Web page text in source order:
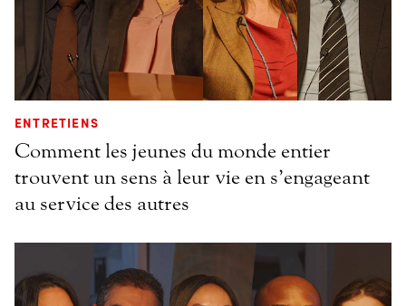
ENTRETIENS
Comment les jeunes du monde entier
trouvent un sens à leur vie en s’engageant
au service des autres